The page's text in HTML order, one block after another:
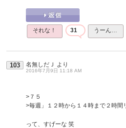
それな！ 31 うーん…
103 名無しだＪ より
2016年7月9日 11:18 AM
>７５
>毎週」１２時から１４時まで２時間
って、すげーな 笑